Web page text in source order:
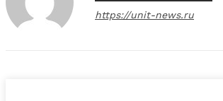
https://unit-news.ru